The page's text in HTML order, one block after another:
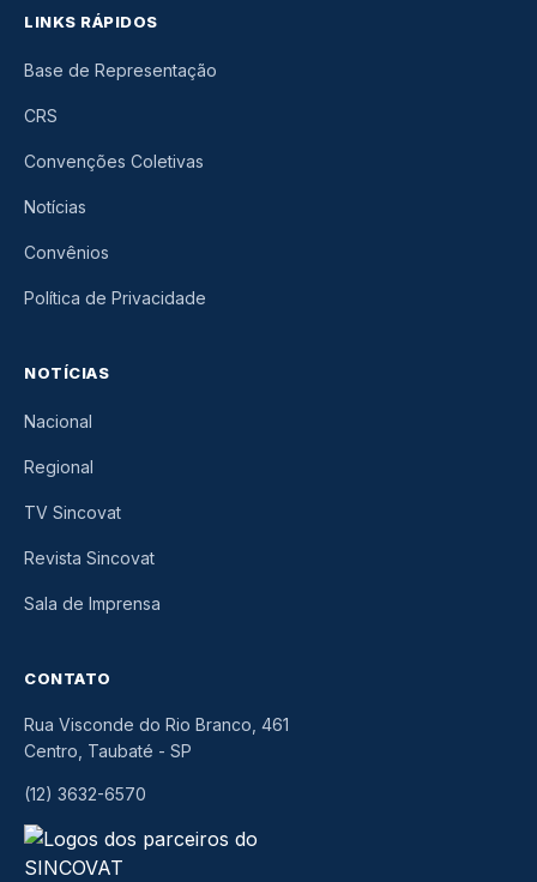
LINKS RÁPIDOS
Base de Representação
CRS
Convenções Coletivas
Notícias
Convênios
Política de Privacidade
NOTÍCIAS
Nacional
Regional
TV Sincovat
Revista Sincovat
Sala de Imprensa
CONTATO
Rua Visconde do Rio Branco, 461
Centro, Taubaté - SP
(12) 3632-6570